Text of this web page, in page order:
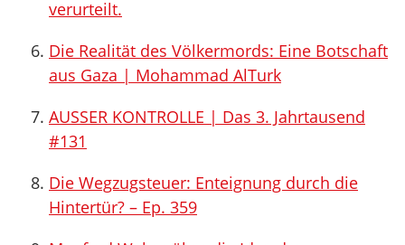
verurteilt.
Die Realität des Völkermords: Eine Botschaft
aus Gaza | Mohammad AlTurk
AUSSER KONTROLLE | Das 3. Jahrtausend
#131
Die Wegzugsteuer: Enteignung durch die
Hintertür? – Ep. 359